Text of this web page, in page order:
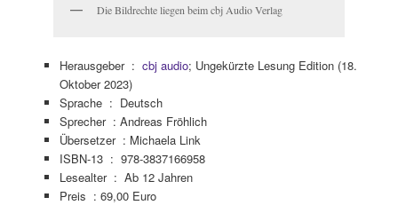
Die Bildrechte liegen beim cbj Audio Verlag
Herausgeber ‏ : ‎ cbj audio; Ungekürzte Lesung Edition (18.
Oktober 2023)
Sprache ‏ : ‎ Deutsch
Sprecher : Andreas Fröhlich
Übersetzer : Michaela Link
ISBN-13 ‏ : ‎ 978-3837166958
Lesealter ‏ : ‎ Ab 12 Jahren
Preis : 69,00 Euro